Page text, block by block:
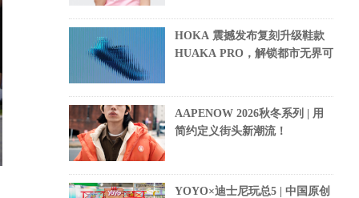
HOKA 震撼发布复刻升级鞋款
HUAKA PRO，解锁都市无界可
AAPENOW 2026秋冬系列 | 用
简约定义街头新潮流！
YOYO×迪士尼玩总5 | 中国原创